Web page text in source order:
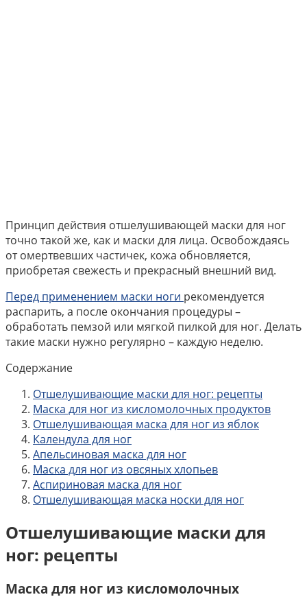
Принцип действия отшелушивающей маски для ног
точно такой же, как и маски для лица. Освобождаясь
от омертвевших частичек, кожа обновляется,
приобретая свежесть и прекрасный внешний вид.
Перед применением маски ноги рекомендуется
распарить, а после окончания процедуры –
обработать пемзой или мягкой пилкой для ног. Делать
такие маски нужно регулярно – каждую неделю.
Содержание
Отшелушивающие маски для ног: рецепты
Маска для ног из кисломолочных продуктов
Отшелушивающая маска для ног из яблок
Календула для ног
Апельсиновая маска для ног
Маска для ног из овсяных хлопьев
Аспириновая маска для ног
Отшелушивающая маска носки для ног
Отшелушивающие маски для
ног: рецепты
Маска для ног из кисломолочных